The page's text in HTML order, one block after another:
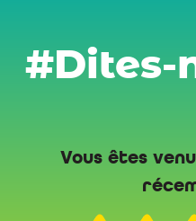
#Dites-
Vous êtes